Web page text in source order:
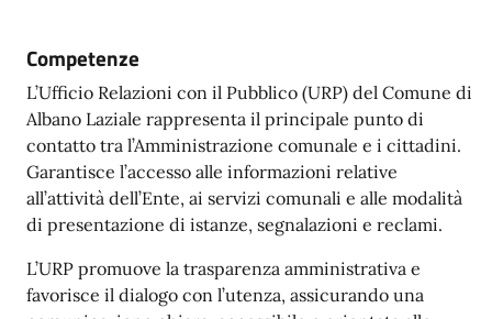
Competenze
L’Ufficio Relazioni con il Pubblico (URP) del Comune di
Albano Laziale rappresenta il principale punto di
contatto tra l’Amministrazione comunale e i cittadini.
Garantisce l’accesso alle informazioni relative
all’attività dell’Ente, ai servizi comunali e alle modalità
di presentazione di istanze, segnalazioni e reclami.
L’URP promuove la trasparenza amministrativa e
favorisce il dialogo con l’utenza, assicurando una